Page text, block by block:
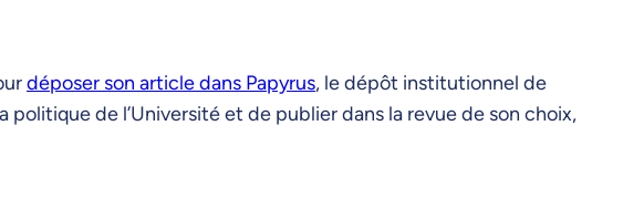
déposer son article dans Papyrus, le dépôt institutionnel de
politique de l’Université et de publier dans la revue de son choix,